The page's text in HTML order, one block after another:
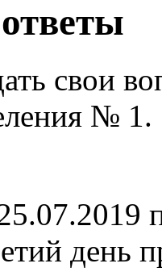
свои
№ 1.
день